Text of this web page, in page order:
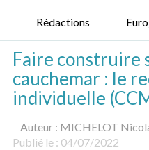
Rédactions
Faire construire
cauchemar : le
individuelle
Auteur : MICHELOT
Publié le : 04/07/2022